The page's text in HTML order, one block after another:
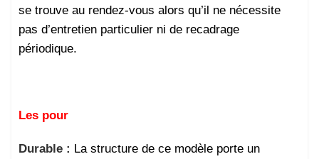
se trouve au rendez-vous alors qu’il ne nécessite
pas d’entretien particulier ni de recadrage
périodique.
Les pour
Durable : La structure de ce modèle porte un